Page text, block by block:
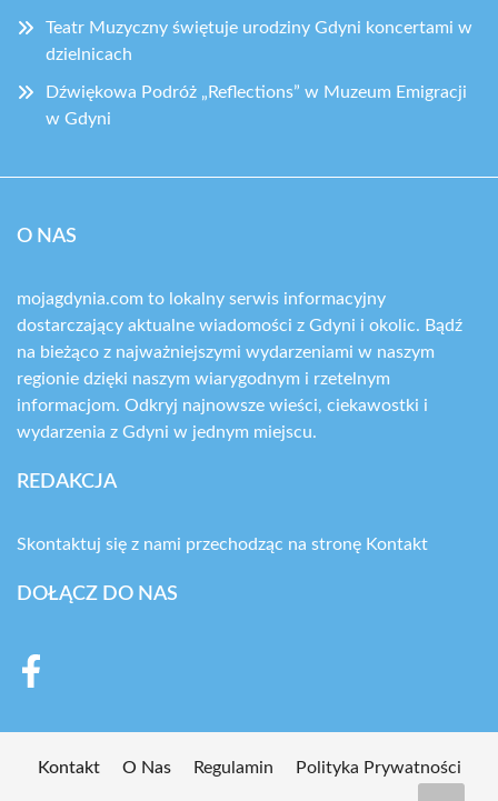
Teatr Muzyczny świętuje urodziny Gdyni koncertami w
dzielnicach
Dźwiękowa Podróż „Reflections” w Muzeum Emigracji
w Gdyni
O NAS
mojagdynia.com to lokalny serwis informacyjny
dostarczający aktualne wiadomości z Gdyni i okolic. Bądź
na bieżąco z najważniejszymi wydarzeniami w naszym
regionie dzięki naszym wiarygodnym i rzetelnym
informacjom. Odkryj najnowsze wieści, ciekawostki i
wydarzenia z Gdyni w jednym miejscu.
REDAKCJA
Skontaktuj się z nami przechodząc na stronę Kontakt
DOŁĄCZ DO NAS
Kontakt O Nas Regulamin Polityka Prywatności